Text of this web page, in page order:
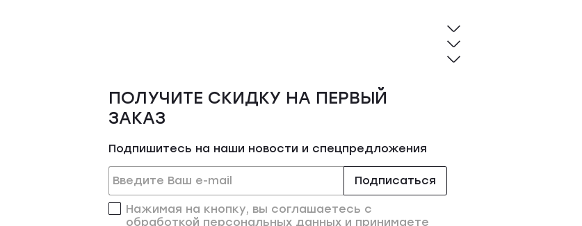
ПОЛУЧИТЕ СКИДКУ НА ПЕРВЫЙ
ЗАКАЗ
Подпишитесь на наши новости и спецпредложения
Подписаться
Нажимая на кнопку, вы соглашаетесь с
обработкой персональных данных и принимаете